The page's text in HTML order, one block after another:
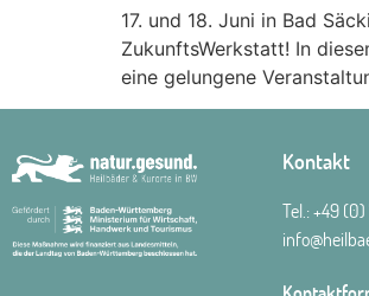
17. und 18. Juni in Bad
ZukunftsWerkstatt! In
eine gelungene
Kontakt
Tel.:+49 (0)